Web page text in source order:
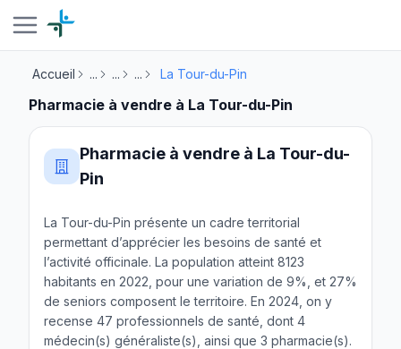
Accueil ... ... ... La Tour-du-Pin
Pharmacie à vendre à La Tour-du-Pin
Pharmacie à vendre à La Tour-du-
Pin
La Tour-du-Pin présente un cadre territorial
permettant d’apprécier les besoins de santé et
l’activité officinale. La population atteint 8123
habitants en 2022, pour une variation de 9%, et 27%
de seniors composent le territoire. En 2024, on y
recense 47 professionnels de santé, dont 4
médecin(s) généraliste(s), ainsi que 3 pharmacie(s).